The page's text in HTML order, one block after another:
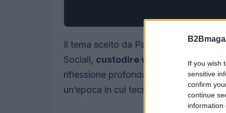
If you wish
sensitive
confirm
continue
information
Il tema scelto da Papa Leone XIV per
Sociali, custodire voci e volti umani,
riflessione profonda e attuale. Questa
un’epoca in cui tecnologia e umanità